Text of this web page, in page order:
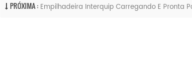
PRÓXIMA : Empilhadeira Interquip Carregando E Pronta